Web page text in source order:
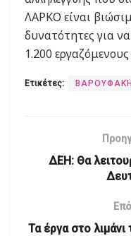
ΛΑΡΚΟ είναι
δυνατότητες για
1.200
Ετικέτες:
ΔΕΗ: Θα
Τα έργα στο